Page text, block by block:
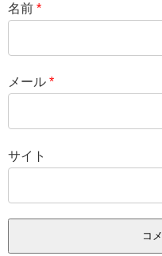
名前 *
メール *
サイト